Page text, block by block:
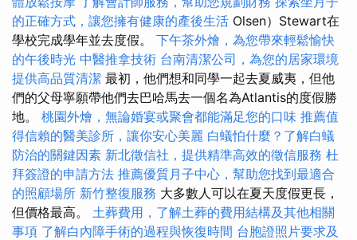
的正確方式，讓您擁有健康的產後生活 Olsen）Stewart在
學校完成學年並去度假。 下午茶外燴，為您帶來輕鬆愉快
的午後時光 中醫推拿技術 台南清潔公司，為您的居家環境
提供高品質清潔 最初，他們想和同學一起去夏威夷，但他
們的父母寧願帶他們去巴哈馬去一個名為Atlantis的度假勝
地。 桃園外燴，無論婚宴或聚會都能滿足您的口味 推薦值
得信賴的醫美診所，讓你安心美麗 白蟻怕什麼？了解白蟻
防治的關鍵因素 新北徵信社，提供精準高效的徵信服務 杜
拜簽證的申請方法 推薦優質月子中心，幫助您找到最適合
的照顧場所 新竹整復服務 大多數人可以在夏天度假更長，
但價格最高。 土葬費用，了解土葬的費用結構及其他相關
事項 了解白內障手術的過程與恢復時間 台胞證照片要求及